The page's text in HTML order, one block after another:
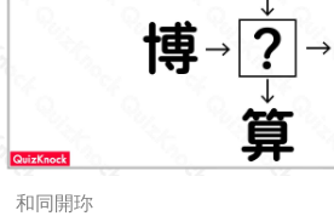
和同開珎